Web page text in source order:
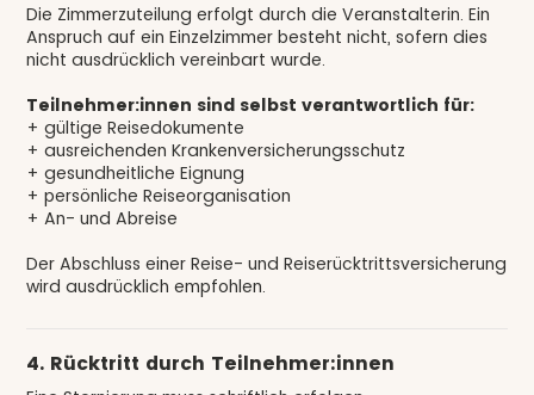
Die Zimmerzuteilung erfolgt durch die Veranstalterin. Ein
Anspruch auf ein Einzelzimmer besteht nicht, sofern dies
nicht ausdrücklich vereinbart wurde.
Teilnehmer:innen sind selbst verantwortlich für:
+ gültige Reisedokumente
+ ausreichenden Krankenversicherungsschutz
+ gesundheitliche Eignung
+ persönliche Reiseorganisation
+ An- und Abreise
Der Abschluss einer Reise- und Reiserücktrittsversicherung
wird ausdrücklich empfohlen.
4. Rücktritt durch Teilnehmer:innen